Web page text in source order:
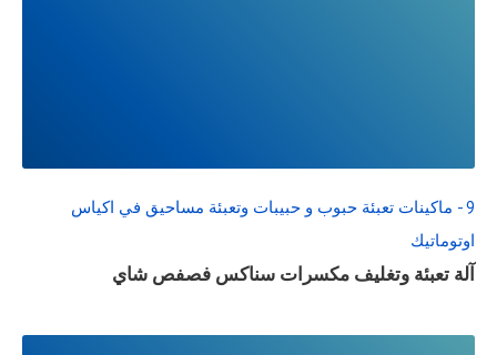
9 - ماكينات تعبئة حبوب و حبيبات وتعبئة مساحيق في اكياس
اوتوماتيك
آلة تعبئة وتغليف مكسرات سناكس فصفص شاي